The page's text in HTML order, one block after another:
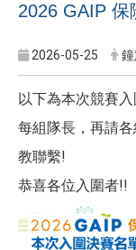
2026 GAIP 保
2026-05-25
以下為本次競賽
每組隊長，再請
教聯繫!
恭喜各位入圍者!!